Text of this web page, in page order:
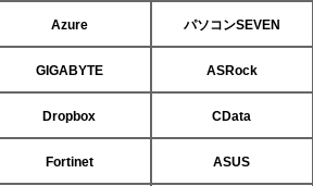
Azure パソコンSEVEN
GIGABYTE ASRock
Dropbox CData
Fortinet ASUS